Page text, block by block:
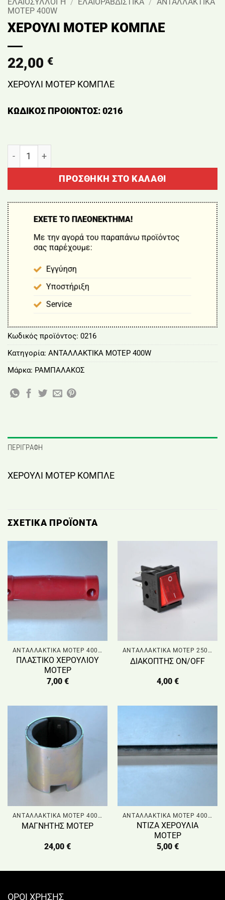
ΕΛΑΙΟΣΥΛΛΟΓΗ / ΕΛΑΙΟΡΑΒΔΙΣΤΙΚΑ / ΑΝΤΑΛΛΑΚΤΙΚΑ
ΜΟΤΕΡ 400W
ΧΕΡΟΥΛΙ ΜΟΤΕΡ ΚΟΜΠΛΕ
22,00 €
ΧΕΡΟΥΛΙ ΜΟΤΕΡ ΚΟΜΠΛΕ
ΚΩΔΙΚΟΣ ΠΡΟΙΟΝΤΟΣ: 0216
ΠΡΟΣΘΉΚΗ ΣΤΟ ΚΑΛΆΘΙ
ΕΧΕΤΕ ΤΟ ΠΛΕΟΝΕΚΤΗΜΑ!
Με την αγορά του παραπάνω προϊόντος
σας παρέχουμε:
Εγγύηση
Υποστήριξη
Service
Κωδικός προϊόντος: 0216
Κατηγορία: ΑΝΤΑΛΛΑΚΤΙΚΑ ΜΟΤΕΡ 400W
Μάρκα: ΡΑΜΠΑΛΑΚΟΣ
ΠΕΡΙΓΡΑΦΉ
ΧΕΡΟΥΛΙ ΜΟΤΕΡ ΚΟΜΠΛΕ
ΣΧΕΤΙΚΆ ΠΡΟΪΌΝΤΑ
ΑΝΤΑΛΛΑΚΤΙΚΑ ΜΟΤΕΡ 400W
ΠΛΑΣΤΙΚΟ ΧΕΡΟΥΛΙΟΥ
ΜΟΤΕΡ
7,00 €
ΑΝΤΑΛΛΑΚΤΙΚΑ ΜΟΤΕΡ 250W
ΔΙΑΚΟΠΤΗΣ ON/OFF
4,00 €
ΑΝΤΑΛΛΑΚΤΙΚΑ ΜΟΤΕΡ 400W
ΜΑΓΝΗΤΗΣ ΜΟΤΕΡ
24,00 €
ΑΝΤΑΛΛΑΚΤΙΚΑ ΜΟΤΕΡ 400W
ΝΤΙΖΑ ΧΕΡΟΥΛΙΑ
ΜΟΤΕΡ
5,00 €
ΟΡΟΙ ΧΡΗΣΗΣ